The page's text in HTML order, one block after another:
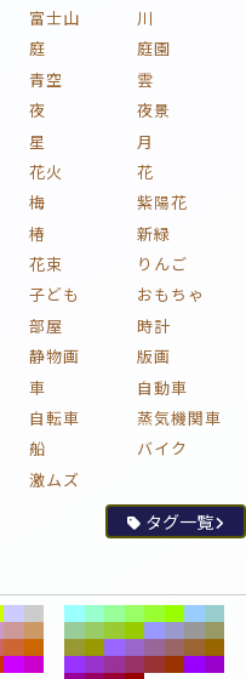
富士山
川
庭
庭園
青空
雲
夜
夜景
星
月
花火
花
梅
紫陽花
椿
新緑
花束
りんご
子ども
おもちゃ
部屋
時計
静物画
版画
車
自動車
自転車
蒸気機関車
船
バイク
激ムズ
タグ一覧